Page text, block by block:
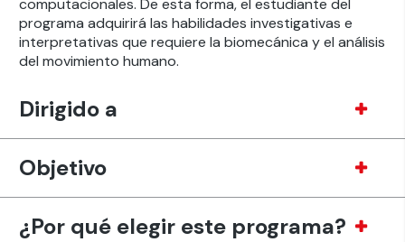
computacionales. De esta forma, el estudiante del
programa adquirirá las habilidades investigativas e
interpretativas que requiere la biomecánica y el análisis
del movimiento humano.
Dirigido a
Objetivo
¿Por qué elegir este programa?